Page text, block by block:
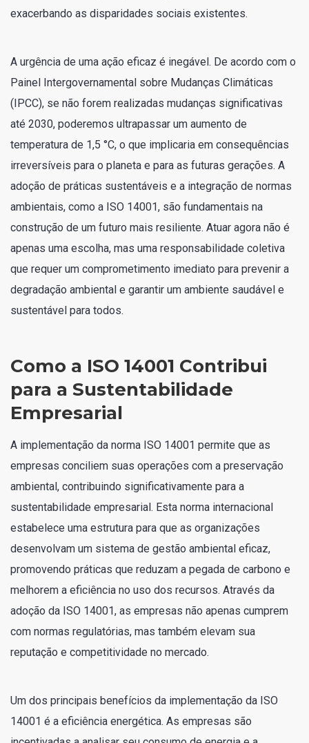
exacerbando as disparidades sociais existentes.
A urgência de uma ação eficaz é inegável. De acordo com o
Painel Intergovernamental sobre Mudanças Climáticas
(IPCC), se não forem realizadas mudanças significativas
até 2030, poderemos ultrapassar um aumento de
temperatura de 1,5 °C, o que implicaria em consequências
irreversíveis para o planeta e para as futuras gerações. A
adoção de práticas sustentáveis e a integração de normas
ambientais, como a ISO 14001, são fundamentais na
construção de um futuro mais resiliente. Atuar agora não é
apenas uma escolha, mas uma responsabilidade coletiva
que requer um comprometimento imediato para prevenir a
degradação ambiental e garantir um ambiente saudável e
sustentável para todos.
Como a ISO 14001 Contribui
para a Sustentabilidade
Empresarial
A implementação da norma ISO 14001 permite que as
empresas conciliem suas operações com a preservação
ambiental, contribuindo significativamente para a
sustentabilidade empresarial. Esta norma internacional
estabelece uma estrutura para que as organizações
desenvolvam um sistema de gestão ambiental eficaz,
promovendo práticas que reduzam a pegada de carbono e
melhorem a eficiência no uso dos recursos. Através da
adoção da ISO 14001, as empresas não apenas cumprem
com normas regulatórias, mas também elevam sua
reputação e competitividade no mercado.
Um dos principais benefícios da implementação da ISO
14001 é a eficiência energética. As empresas são